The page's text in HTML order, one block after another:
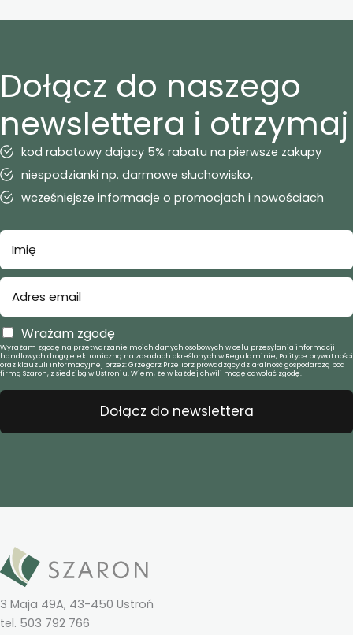
Dołącz do naszego
newslettera i otrzymaj
kod rabatowy dający 5% rabatu na pierwsze zakupy
niespodzianki np. darmowe słuchowisko,
wcześniejsze informacje o promocjach i nowościach
Wrażam zgodę
Wyrażam zgodę na przetwarzanie moich danych osobowych w celu przesyłania informacji
handlowych drogą elektroniczną na zasadach określonych w Regulaminie, Polityce prywatności
oraz klauzuli informacyjnej przez: Grzegorz Przeliorz prowadzący działalność gospodarczą pod
firmą Szaron, z siedzibą w Ustroniu. Wiem, że w każdej chwili mogę odwołać zgodę.
Dołącz do newslettera
3 Maja 49A, 43-450 Ustroń
tel. 503 792 766